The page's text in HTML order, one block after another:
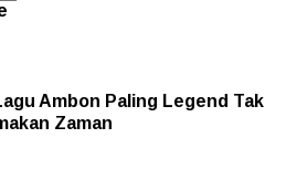
Ambon Paling Legend Tak
Zaman